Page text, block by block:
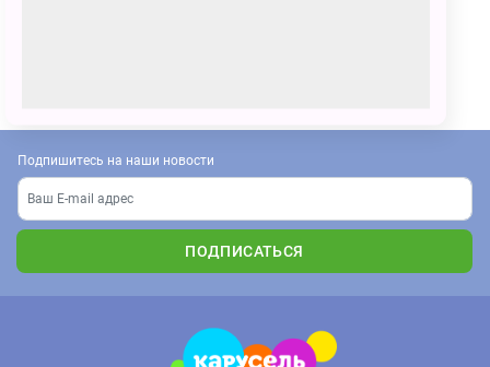
Подпишитесь на наши новости
ПОДПИСАТЬСЯ